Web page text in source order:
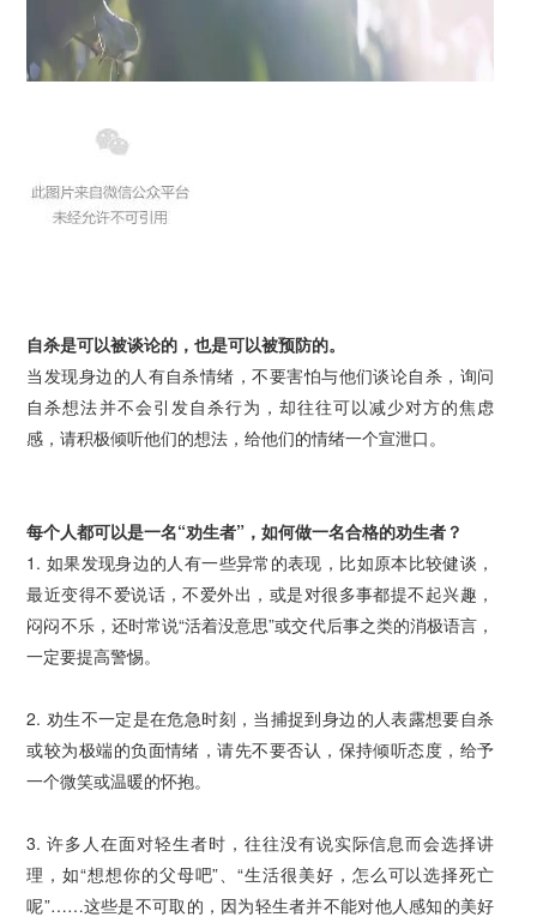
自杀是可以被谈论的，也是可以被预防的。
当发现身边的人有自杀情绪，不要害怕与他们谈论自杀，询问
自杀想法并不会引发自杀行为，却往往可以减少对方的焦虑
感，请积极倾听他们的想法，给他们的情绪一个宣泄口。
每个人都可以是一名“劝生者”，如何做一名合格的劝生者？
1. 如果发现身边的人有一些异常的表现，比如原本比较健谈，
最近变得不爱说话，不爱外出，或是对很多事都提不起兴趣，
闷闷不乐，还时常说“活着没意思”或交代后事之类的消极语言，
一定要提高警惕。
2. 劝生不一定是在危急时刻，当捕捉到身边的人表露想要自杀
或较为极端的负面情绪，请先不要否认，保持倾听态度，给予
一个微笑或温暖的怀抱。
3.许多人在面对轻生者时，往往没有说实际信息而会选择讲
理，如“想想你的父母吧”、“生活很美好，怎么可以选择死亡
呢”……这些是不可取的，因为轻生者并不能对他人感知的美好